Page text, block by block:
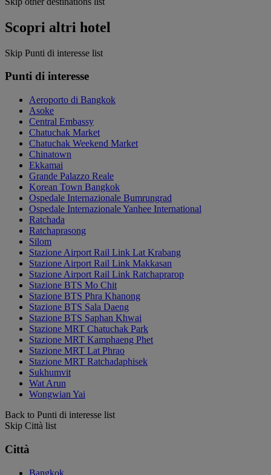
Scopri altri hotel
Skip Punti di interesse list
Punti di interesse
Aeroporto di Bangkok
Asoke
Central Embassy
Chatuchak Market
Chatuchak Weekend Market
Chinatown
Ekkamai
Grande Palazzo Reale
Korean Town Bangkok
Ospedale Internazionale Bumrungrad
Ospedale Internazionale Yanhee International
Ratchada
Ratchaprasong
Silom
Stazione Airport Rail Link Lat Krabang
Stazione Airport Rail Link Makkasan
Stazione Airport Rail Link Ratchaprarop
Stazione BTS Mo Chit
Stazione BTS Phra Khanong
Stazione BTS Sala Daeng
Stazione BTS Saphan Khwai
Stazione MRT Chatuchak Park
Stazione MRT Kamphaeng Phet
Stazione MRT Lat Phrao
Stazione MRT Ratchadaphisek
Sukhumvit
Wat Arun
Wongwian Yai
Back to Punti di interesse list
Skip Città list
Città
Bangkok